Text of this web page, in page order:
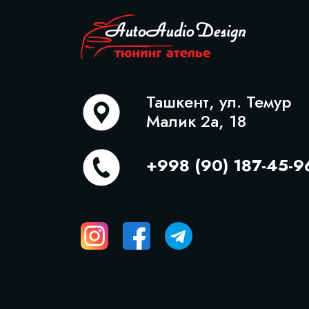
Ташкент, ул. Темур
Малик 2а, 18
+998 (90) 187-45-